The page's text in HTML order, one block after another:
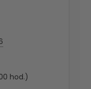
hod.)